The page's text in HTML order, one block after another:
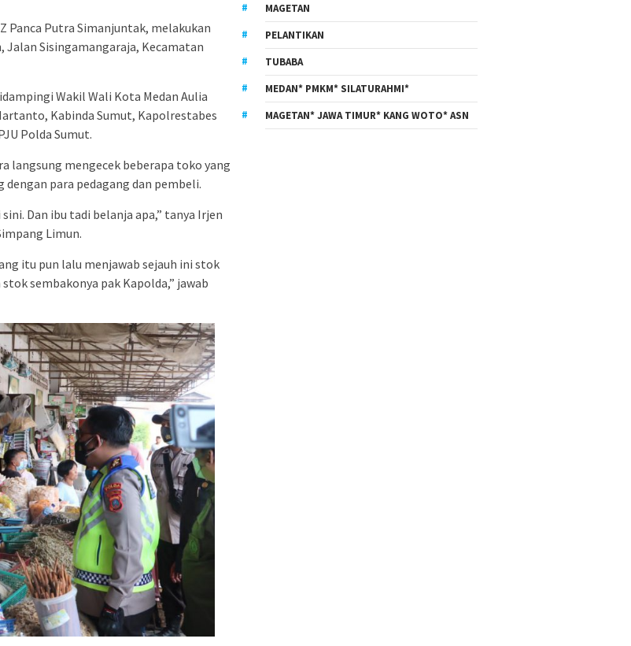
Panca Putra Simanjuntak, melakukan
Jalan Sisingamangaraja, Kecamatan
Wakil Wali Kota Medan Aulia
Kabinda Sumut, Kapolrestabes
Polda Sumut.
langsung mengecek beberapa toko yang
para pedagang dan pembeli.
Dan ibu tadi belanja apa,” tanya Irjen
Limun.
itu pun lalu menjawab sejauh ini stok
sembakonya pak Kapolda,” jawab
MAGETAN
PELANTIKAN
TUBABA
MEDAN* PMKM* SILATURAHMI*
MAGETAN* JAWA TIMUR* KANG WOTO* ASN